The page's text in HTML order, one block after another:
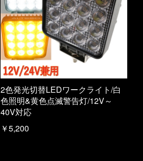
2色発光切替LEDワークライト/白
色照明&黄色点滅警告灯/12V～
40V対応
￥5,200